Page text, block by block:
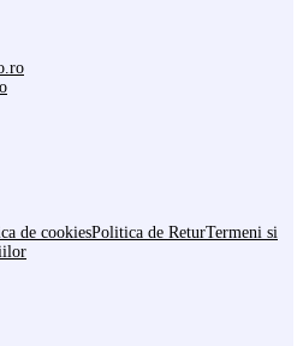
de cookiesPolitica de ReturTermeni si